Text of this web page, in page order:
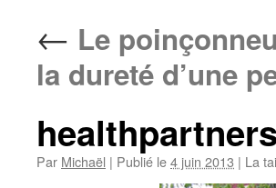
contenu
← Le
la dureté d’une
Par Michaël | Publié le4 juin 2013 | La